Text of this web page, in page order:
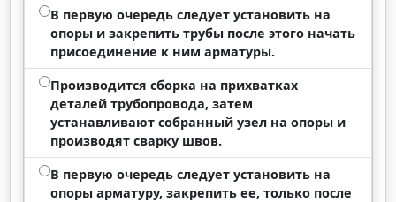
В первую очередь следует установить на
опоры и закрепить трубы после этого начать
присоединение к ним арматуры.
Производится сборка на прихватках
деталей трубопровода, затем
устанавливают собранный узел на опоры и
производят сварку швов.
В первую очередь следует установить на
опоры арматуру, закрепить ее, только после